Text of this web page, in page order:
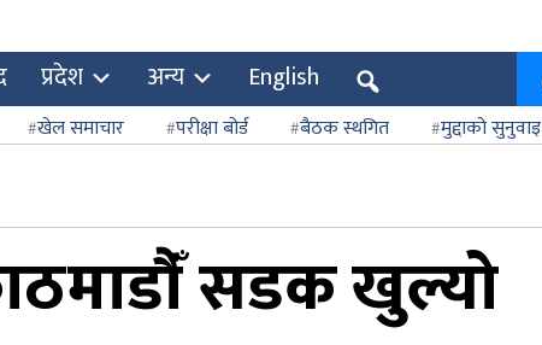
प्रदेश अन्य English
खेल समाचार परीक्षा बोर्ड बैठक स्थगित मुद्दाको सुनुवाइ
सडक खुल्यो